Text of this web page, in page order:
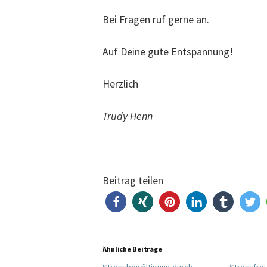
Bei Fragen ruf gerne an.
Auf Deine gute Entspannung!
Herzlich
Trudy Henn
Beitrag teilen
Ähnliche Beiträge